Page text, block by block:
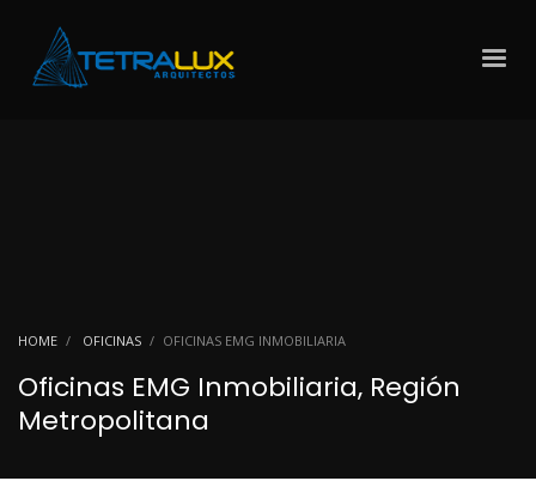
HOME OFICINAS OFICINAS EMG INMOBILIARIA
Oficinas EMG Inmobiliaria, Región
Metropolitana